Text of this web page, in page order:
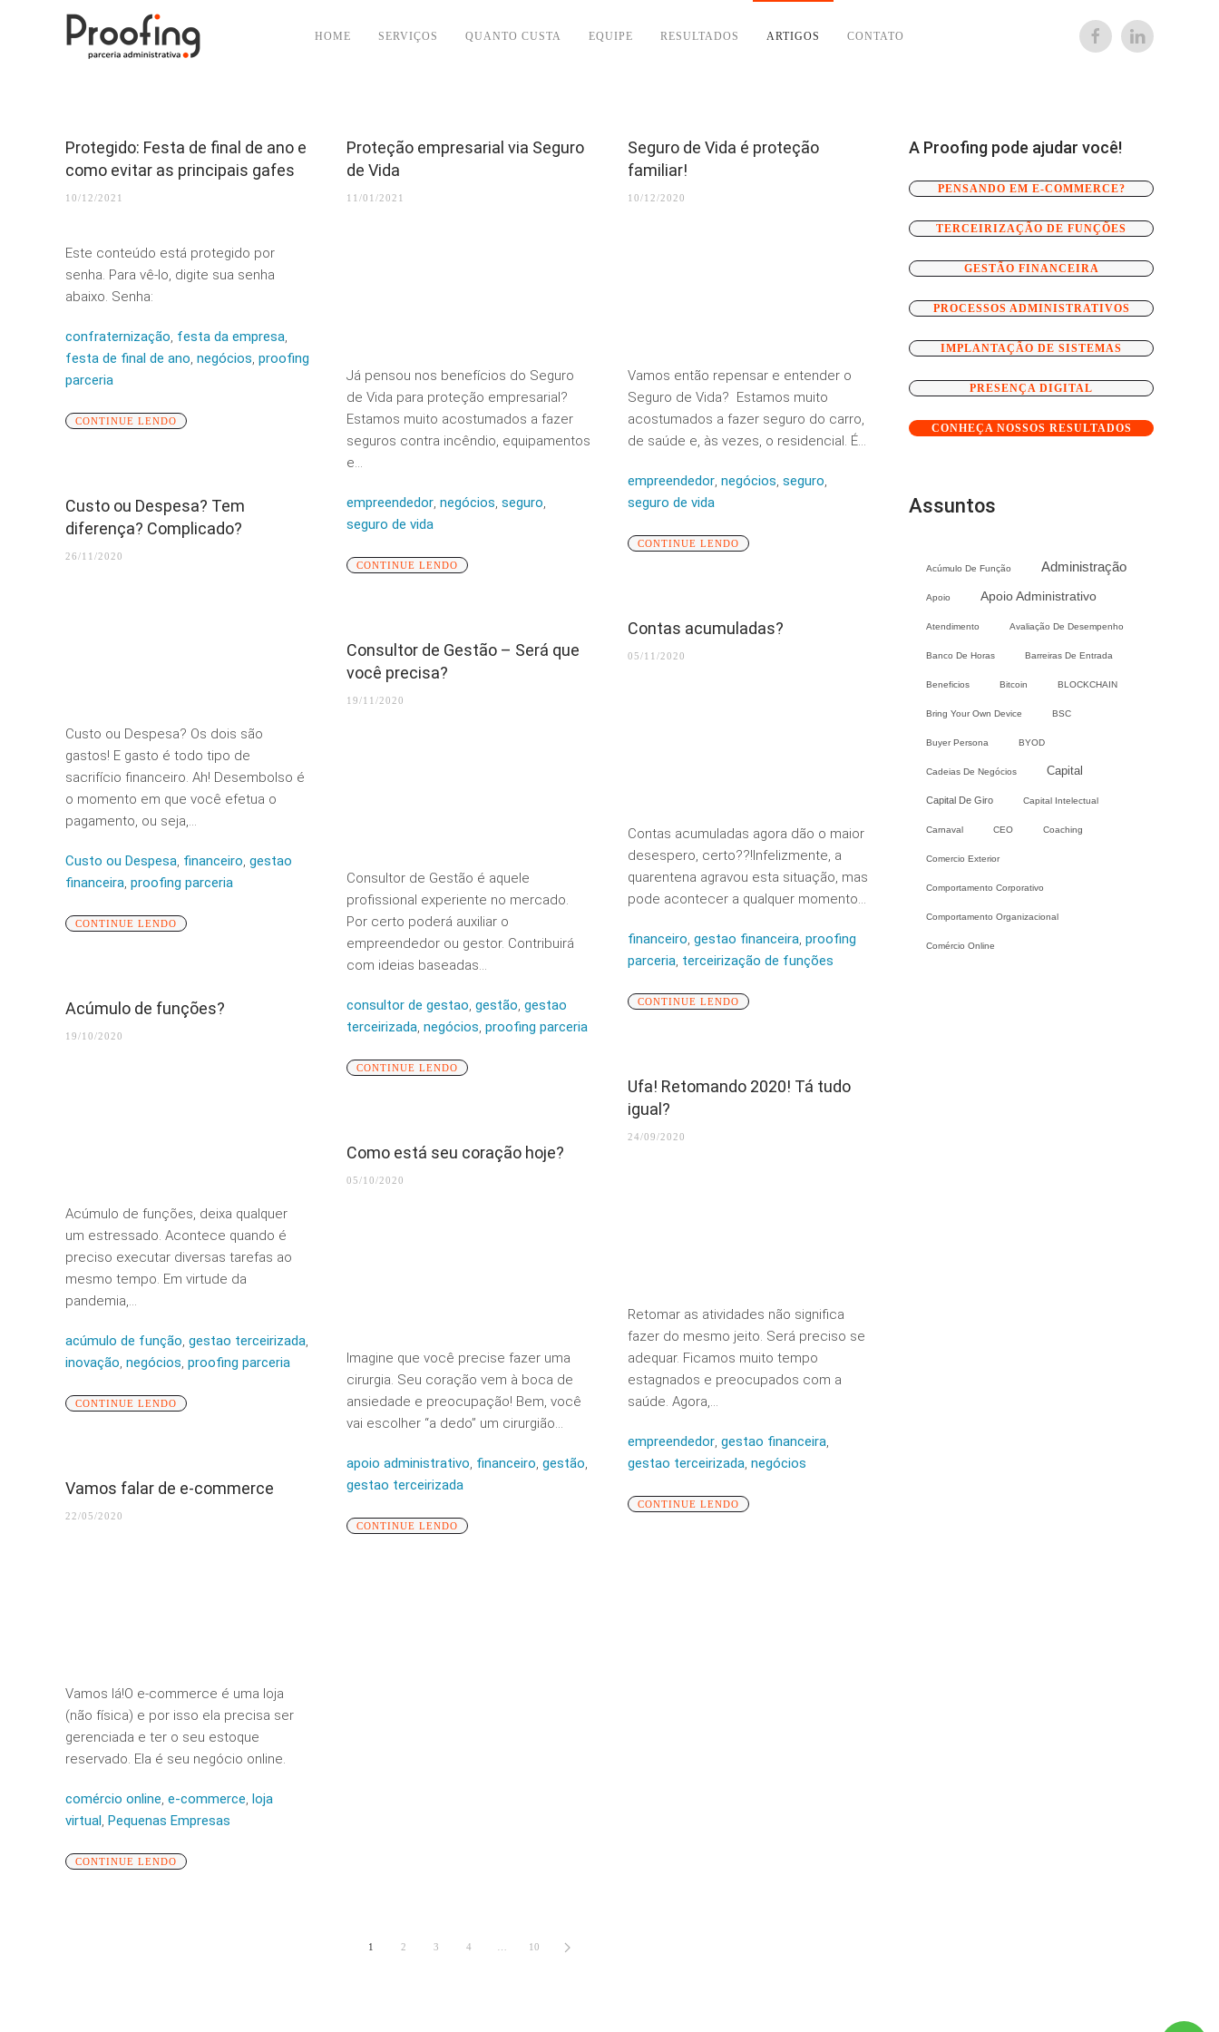
HOME SERVIÇOS QUANTO CUSTA EQUIPE RESULTADOS ARTIGOS CONTATO
Protegido: Festa de final de ano e
como evitar as principais gafes
10/12/2021
Este conteúdo está protegido por
senha. Para vê-lo, digite sua senha
abaixo. Senha:
confraternização, festa da empresa,
festa de final de ano, negócios, proofing
parceria
CONTINUE LENDO
Proteção empresarial via Seguro
de Vida
11/01/2021
Já pensou nos benefícios do Seguro
de Vida para proteção empresarial?
Estamos muito acostumados a fazer
seguros contra incêndio, equipamentos
e...
empreendedor, negócios, seguro,
seguro de vida
CONTINUE LENDO
Seguro de Vida é proteção
familiar!
10/12/2020
Vamos então repensar e entender o
Seguro de Vida? Estamos muito
acostumados a fazer seguro do carro,
de saúde e, às vezes, o residencial. É...
empreendedor, negócios, seguro,
seguro de vida
CONTINUE LENDO
Custo ou Despesa? Tem
diferença? Complicado?
26/11/2020
Custo ou Despesa? Os dois são
gastos! E gasto é todo tipo de
sacrifício financeiro. Ah! Desembolso é
o momento em que você efetua o
pagamento, ou seja,...
Custo ou Despesa, financeiro, gestao
financeira, proofing parceria
CONTINUE LENDO
Consultor de Gestão – Será que
você precisa?
19/11/2020
Consultor de Gestão é aquele
profissional experiente no mercado.
Por certo poderá auxiliar o
empreendedor ou gestor. Contribuirá
com ideias baseadas...
consultor de gestao, gestão, gestao
terceirizada, negócios, proofing parceria
CONTINUE LENDO
Contas acumuladas?
05/11/2020
Contas acumuladas agora dão o maior
desespero, certo??!Infelizmente, a
quarentena agravou esta situação, mas
pode acontecer a qualquer momento...
financeiro, gestao financeira, proofing
parceria, terceirização de funções
CONTINUE LENDO
Acúmulo de funções?
19/10/2020
Acúmulo de funções, deixa qualquer
um estressado. Acontece quando é
preciso executar diversas tarefas ao
mesmo tempo. Em virtude da
pandemia,...
acúmulo de função, gestao terceirizada,
inovação, negócios, proofing parceria
CONTINUE LENDO
Como está seu coração hoje?
05/10/2020
Imagine que você precise fazer uma
cirurgia. Seu coração vem à boca de
ansiedade e preocupação! Bem, você
vai escolher “a dedo” um cirurgião...
apoio administrativo, financeiro, gestão,
gestao terceirizada
CONTINUE LENDO
Ufa! Retomando 2020! Tá tudo
igual?
24/09/2020
Retomar as atividades não significa
fazer do mesmo jeito. Será preciso se
adequar. Ficamos muito tempo
estagnados e preocupados com a
saúde. Agora,...
empreendedor, gestao financeira,
gestao terceirizada, negócios
CONTINUE LENDO
Vamos falar de e-commerce
22/05/2020
Vamos lá!O e-commerce é uma loja
(não física) e por isso ela precisa ser
gerenciada e ter o seu estoque
reservado. Ela é seu negócio online.
comércio online, e-commerce, loja
virtual, Pequenas Empresas
CONTINUE LENDO
1 2 3 4 10
A Proofing pode ajudar você!
PENSANDO EM E-COMMERCE?
TERCEIRIZAÇÃO DE FUNÇÕES
GESTÃO FINANCEIRA
PROCESSOS ADMINISTRATIVOS
IMPLANTAÇÃO DE SISTEMAS
PRESENÇA DIGITAL
CONHEÇA NOSSOS RESULTADOS
Assuntos
Acúmulo De Função Administração
Apoio Apoio Administrativo
Atendimento Avaliação De Desempenho
Banco De Horas Barreiras De Entrada
Beneficios Bitcoin BLOCKCHAIN
Bring Your Own Device BSC
Buyer Persona BYOD
Cadeias De Negócios Capital
Capital De Giro Capital Intelectual
Carnaval CEO Coaching
Comercio Exterior
Comportamento Corporativo
Comportamento Organizacional
Comércio Online